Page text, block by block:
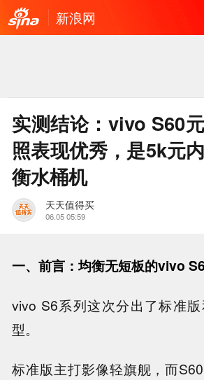
新浪网
实测结论：vivo S60
照表现优秀，是5k元
衡水桶机
天天值得买
06.05 05:59
一、前言：均衡无短板的vivo
vivo S6系列这次分出了标准
型。
标准版主打影像轻旗舰，而